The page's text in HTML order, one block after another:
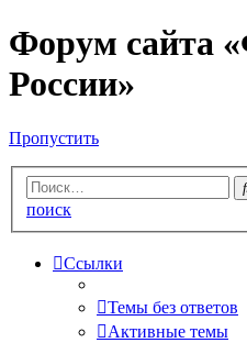
Форум сайта
России»
Пропустить
поиск
Ссылки
Темы без ответов
Активные темы